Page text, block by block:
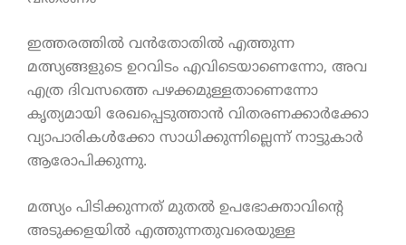
ഇത്തരത്തിൽ വൻതോതിൽ എത്തുന്ന
മത്സ്യങ്ങളുടെ ഉറവിടം എവിടെയാണെന്നോ, അവ
എത്ര ദിവസത്തെ പഴക്കമുള്ളതാണെന്നോ
കൃത്യമായി രേഖപ്പെടുത്താൻ വിതരണക്കാർക്കോ
വ്യാപാരികൾക്കോ സാധിക്കുന്നില്ലെന്ന് നാട്ടുകാർ
ആരോപിക്കുന്നു.
മത്സ്യം പിടിക്കുന്നത് മുതൽ ഉപഭോക്താവിന്റെ
അടുക്കളയിൽ എത്തുന്നതുവരെയുള്ള